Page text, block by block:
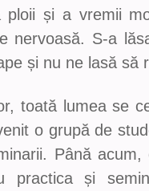
ploii și a vremii
nervoasă. S-a
și nu ne lasă să
toată lumea se
o grupă de
Până acum,
practica și